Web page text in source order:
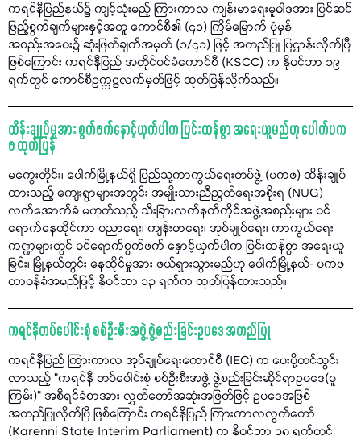
ကရင်နီပြည်နယ်၌ ကျင့်သုံးမည့် ကြားကာလ ကျန်းမာရေးမူဝါဒအား ပြင်ဆင်
ဖြည့်စွက်ချက်များနှင့်အတူ ကောင်စီ၏ (၄၁) ကြိမ်မြောက် ပုံမှန်
အစည်းအဝေး၌ ဆုံးဖြတ်ချက်အမှတ် (၁/၄၁) ဖြင့် အတည်ပြု ပြဌာန်းလိုက်ပြီ
ဖြစ်ကြောင်း ကရင်နီပြည် အတိုင်ပင်ခံကောင်စီ (KSCC) က နိုဝင်ဘာ ၁၉
ရက်တွင် ကောင်စီဥက္ကဋ္ဌလက်မှတ်ဖြင့် ထုတ်ပြန်လိုက်သည်။
ထိန်းချုပ်မှုအား စွက်ဖက်နှောင့်ယှက်ပါက ပြင်းထန်စွာ အရေးယူမည်ဟု ပေါက်ပက
ဖ ထုတ်ပြန်
မကွေးတိုင်း၊ ပေါက်မြို့နယ်ရှိ ပြည်သူ့ကာကွယ်ရေးတပ်ဖွဲ့ (ပကဖ) ထိန်းချုပ်
ထားသည့် ကျေးရွာများအတွင်း အမျိုးသားညီညွတ်ရေးအစိုးရ (NUG)
လက်အောက်ခံ မဟုတ်သည့် သီးခြားလက်နက်ကိုင်အဖွဲ့အစည်းများ ဝင်
ရောက်နေထိုင်ကာ ပညာရေး၊ ကျန်းမာရေး၊ အုပ်ချုပ်ရေး၊ ကာကွယ်ရေး
ကဏ္ဍများတွင် ဝင်ရောက်စွက်ဖက် နှောင့်ယှက်ပါက ပြင်းထန်စွာ အရေးယူ
ခြင်း၊ မြို့နယ်တွင်း နေထိုင်မှုအား ဖယ်ရှားသွားမည်ဟု ပေါက်မြို့နယ်- ပကဖ
တာဝန်ခံအမည်ဖြင့် နိုဝင်ဘာ ၁၃ ရက်က ထုတ်ပြန်ထားသည်။
ကရင်နီတပ်ပေါင်းစုံ စစ်ဦးစီးအဖွဲ့ ဖွဲ့စည်းခြင်းဥပဒေ အတည်ပြု
ကရင်နီပြည် ကြားကာလ အုပ်ချုပ်ရေးကောင်စီ (IEC) က ပေးပို့တင်သွင်း
လာသည့် "ကရင်နီ တပ်ပေါင်းစုံ စစ်ဦးစီးအဖွဲ့ ဖွဲ့စည်းခြင်းဆိုင်ရာဥပဒေ(မူ
ကြမ်း)” အစီရင်ခံစာအား လွှတ်တော်အဆုံးအဖြတ်ဖြင့် ဥပဒေအဖြစ်
အတည်ပြုလိုက်ပြီ ဖြစ်ကြောင်း ကရင်နီပြည် ကြားကာလလွှတ်တော်
(Karenni State Interim Parliament) က နိုဝင်ဘာ ၁၈ ရက်တွင်